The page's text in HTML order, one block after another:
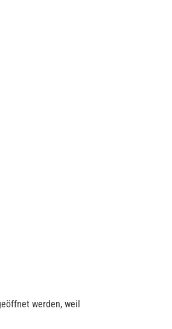
werden, weil